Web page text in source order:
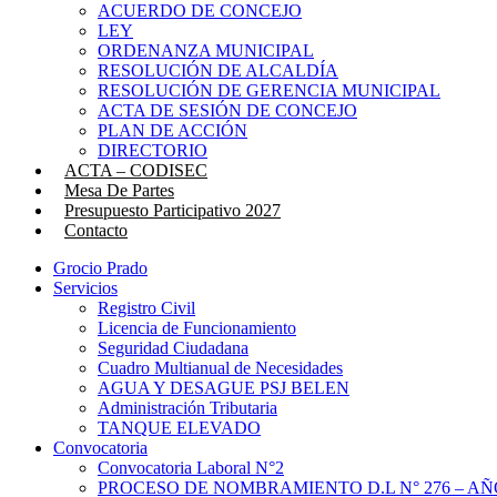
ACUERDO DE CONCEJO
LEY
ORDENANZA MUNICIPAL
RESOLUCIÓN DE ALCALDÍA
RESOLUCIÓN DE GERENCIA MUNICIPAL
ACTA DE SESIÓN DE CONCEJO
PLAN DE ACCIÓN
DIRECTORIO
ACTA – CODISEC
Mesa De Partes
Presupuesto Participativo 2027
Contacto
Grocio Prado
Servicios
Registro Civil
Licencia de Funcionamiento
Seguridad Ciudadana
Cuadro Multianual de Necesidades
AGUA Y DESAGUE PSJ BELEN
Administración Tributaria
TANQUE ELEVADO
Convocatoria
Convocatoria Laboral N°2
PROCESO DE NOMBRAMIENTO D.L N° 276 –